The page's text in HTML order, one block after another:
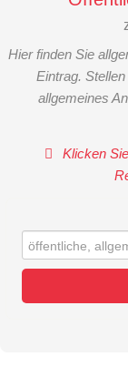
Hier finden Sie
Eintrag.
allgemeines
Klicken